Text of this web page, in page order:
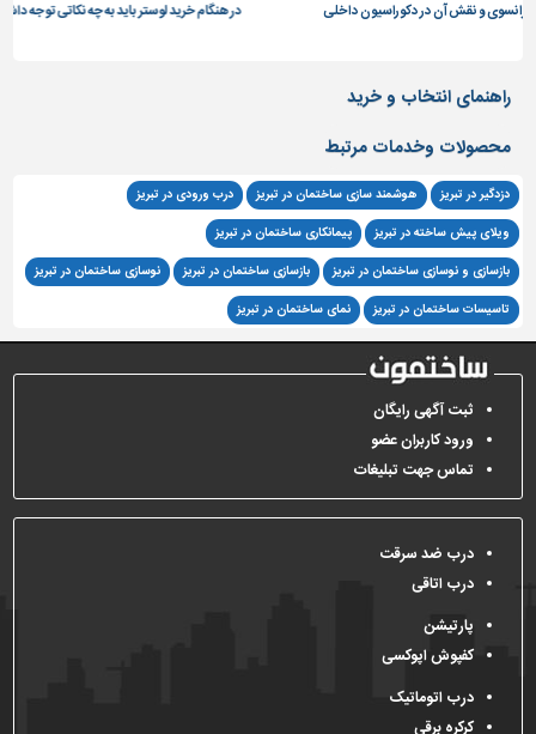
در دکوراسیون داخلی در هنگام خرید لوستر باید به چه نکاتی توجه داشت؟
راهنمای انتخاب و خرید
محصولات وخدمات مرتبط
دزدگیر در تبریز هوشمند سازی ساختمان در تبریز درب ورودی در تبریز
ویلای پیش ساخته در تبریز پیمانکاری ساختمان در تبریز
بازسازی و نوسازی ساختمان در تبریز بازسازی ساختمان در تبریز نوسازی ساختمان در تبریز
تاسیسات ساختمان در تبریز نمای ساختمان در تبریز
ثبت آگهی رایگان
ورود کاربران عضو
تماس جهت تبلیغات
درب ضد سرقت
درب اتاقی
پارتیشن
کفپوش اپوکسی
درب اتوماتیک
کرکره برقی